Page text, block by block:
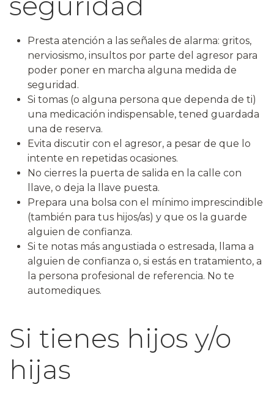
Presta atención a las señales de alarma: gritos,
nerviosismo, insultos por parte del agresor para
poder poner en marcha alguna medida de
seguridad.
Si tomas (o alguna persona que dependa de ti)
una medicación indispensable, tened guardada
una de reserva.
Evita discutir con el agresor, a pesar de que lo
intente en repetidas ocasiones.
No cierres la puerta de salida en la calle con
llave, o deja la llave puesta.
Prepara una bolsa con el mínimo imprescindible
(también para tus hijos/as) y que os la guarde
alguien de confianza.
Si te notas más angustiada o estresada, llama a
alguien de confianza o, si estás en tratamiento, a
la persona profesional de referencia. No te
automediques.
Si tienes hijos y/o
hijas